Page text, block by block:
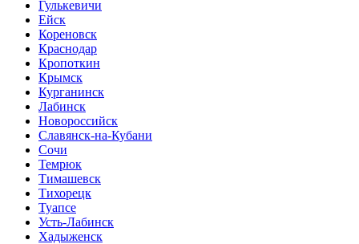
Гулькевичи
Ейск
Кореновск
Краснодар
Кропоткин
Крымск
Курганинск
Лабинск
Новороссийск
Славянск-на-Кубани
Сочи
Темрюк
Тимашевск
Тихорецк
Туапсе
Усть-Лабинск
Хадыженск